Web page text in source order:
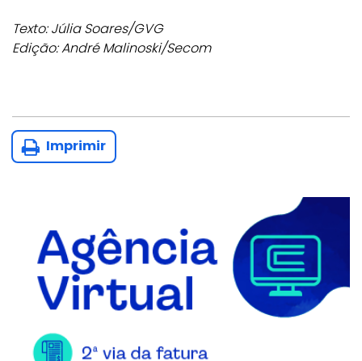
Texto: Júlia Soares/GVG
Edição: André Malinoski/Secom
Imprimir